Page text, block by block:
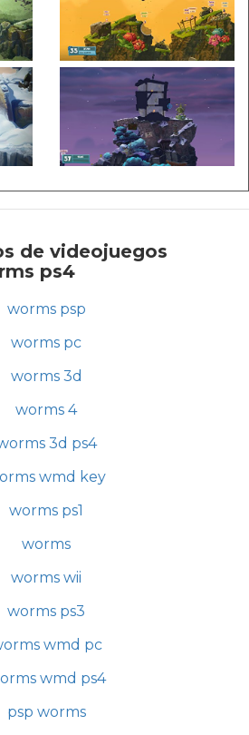
de videojuegos
ps4
worms psp
worms pc
worms 3d
worms 4
3d ps4
wmd key
worms ps1
worms
worms wii
worms ps3
wmd pc
wmd ps4
psp worms